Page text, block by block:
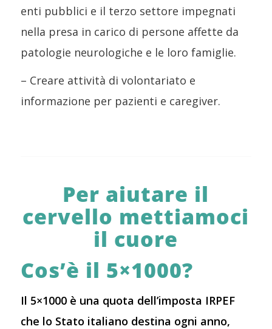
enti pubblici e il terzo settore impegnati
nella presa in carico di persone affette da
patologie neurologiche e le loro famiglie.
– Creare attività di volontariato e
informazione per pazienti e caregiver.
Per aiutare il
cervello mettiamoci
il cuore
Cos’è il 5×1000?
Il 5×1000 è una quota dell’imposta IRPEF
che lo Stato italiano destina ogni anno,